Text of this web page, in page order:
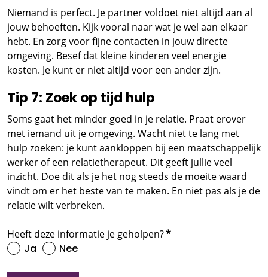
Niemand is perfect. Je partner voldoet niet altijd aan al
jouw behoeften. Kijk vooral naar wat je wel aan elkaar
hebt. En zorg voor fijne contacten in jouw directe
omgeving. Besef dat kleine kinderen veel energie
kosten. Je kunt er niet altijd voor een ander zijn.
Tip 7: Zoek op tijd hulp
Soms gaat het minder goed in je relatie. Praat erover
met iemand uit je omgeving. Wacht niet te lang met
hulp zoeken: je kunt aankloppen bij een maatschappelijk
werker of een relatietherapeut. Dit geeft jullie veel
inzicht. Doe dit als je het nog steeds de moeite waard
vindt om er het beste van te maken. En niet pas als je de
relatie wilt verbreken.
Heeft deze informatie je geholpen?*
Ja Nee